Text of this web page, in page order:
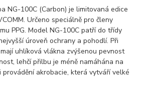
NG-100C (Carbon) je limitovaná edice
Určeno speciálně pro členy
PPG.Model NG-100C patří do třídy
úroveň ochrany a pohodlí.Při
uhlíková vlákna zvýšenou pevnost
lehčí přilbu je méně namáhána na
provádění akrobacie, která vytváří velké